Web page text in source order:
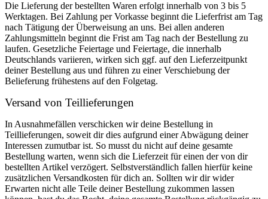
Die Lieferung der bestellten Waren erfolgt innerhalb von 3 bis 5
Werktagen. Bei Zahlung per Vorkasse beginnt die Lieferfrist am Tag
nach Tätigung der Überweisung an uns. Bei allen anderen
Zahlungsmitteln beginnt die Frist am Tag nach der Bestellung zu
laufen. Gesetzliche Feiertage und Feiertage, die innerhalb
Deutschlands variieren, wirken sich ggf. auf den Lieferzeitpunkt
deiner Bestellung aus und führen zu einer Verschiebung der
Belieferung frühestens auf den Folgetag.
Versand von Teillieferungen
In Ausnahmefällen verschicken wir deine Bestellung in
Teillieferungen, soweit dir dies aufgrund einer Abwägung deiner
Interessen zumutbar ist. So musst du nicht auf deine gesamte
Bestellung warten, wenn sich die Lieferzeit für einen der von dir
bestellten Artikel verzögert. Selbstverständlich fallen hierfür keine
zusätzlichen Versandkosten für dich an. Sollten wir dir wider
Erwarten nicht alle Teile deiner Bestellung zukommen lassen